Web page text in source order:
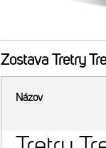
Zostava Tretry
Názov